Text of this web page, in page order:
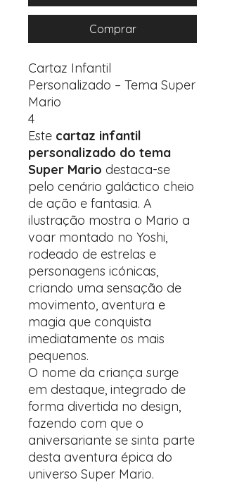
Comprar
Cartaz Infantil
Personalizado – Tema Super
Mario
4
Este cartaz infantil
personalizado do tema
Super Mario destaca-se
pelo cenário galáctico cheio
de ação e fantasia. A
ilustração mostra o Mario a
voar montado no Yoshi,
rodeado de estrelas e
personagens icónicas,
criando uma sensação de
movimento, aventura e
magia que conquista
imediatamente os mais
pequenos.
O nome da criança surge
em destaque, integrado de
forma divertida no design,
fazendo com que o
aniversariante se sinta parte
desta aventura épica do
universo Super Mario.